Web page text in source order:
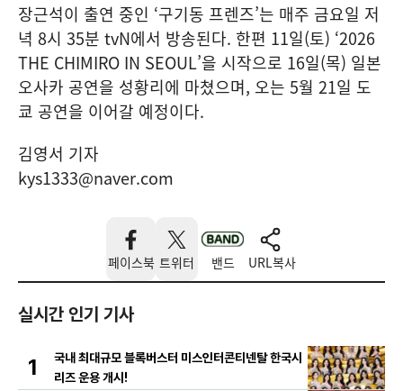
장근석이 출연 중인 ‘구기동 프렌즈’는 매주 금요일 저
녁 8시 35분 tvN에서 방송된다. 한편 11일(토) ‘2026
THE CHIMIRO IN SEOUL’을 시작으로 16일(목) 일본
오사카 공연을 성황리에 마쳤으며, 오는 5월 21일 도
쿄 공연을 이어갈 예정이다.
김영서 기자
kys1333@naver.com
페이스북 트위터 밴드 URL복사
실시간 인기 기사
1
국내 최대규모 블록버스터 미스인터콘티넨탈 한국시
리즈 운용 개시!